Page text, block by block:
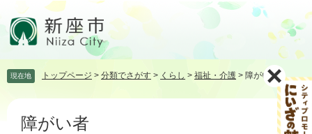
頭飛 現在地 トップページ > 分類でさがす > くらし > 福祉・介護 > 障がい者
本
障がい者